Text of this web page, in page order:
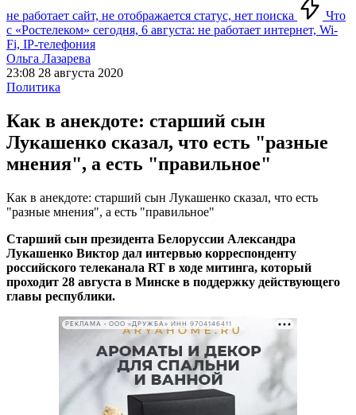
не работает сайт, не отображается статус, нет поиска
Что
с «Ростелеком» сегодня, 6 августа: не работает интернет, Wi-
Fi, IP-телефония
Ольга Лазарева
23:08 28 августа 2020
Политика
Как в анекдоте: старший сын
Лукашенко сказал, что есть "разные
мнения", а есть "правильное"
Как в анекдоте: старший сын Лукашенко сказал, что есть
"разные мнения", а есть "правильное"
Старший сын президента Белоруссии Александра
Лукашенко Виктор дал интервью корреспонденту
российского телеканала RT в ходе митинга, который
проходит 28 августа в Минске в поддержку действующего
главы республики.
РЕКЛАМА • ООО «ДРУЖБА» ИНН 9704146411